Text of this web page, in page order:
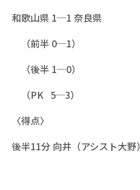
和歌山県 1─1 奈良県
（前半 0─1）
（後半 1─0）
（PK 5─3）
〈得点〉
後半11分 向井（アシスト大野）